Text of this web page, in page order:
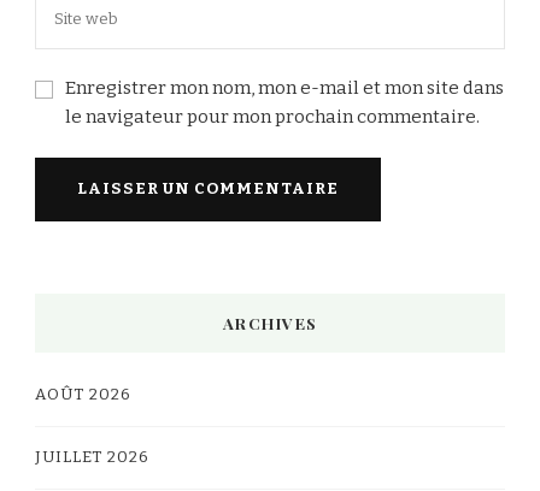
Enregistrer mon nom, mon e-mail et mon site dans
le navigateur pour mon prochain commentaire.
ARCHIVES
AOÛT 2026
JUILLET 2026